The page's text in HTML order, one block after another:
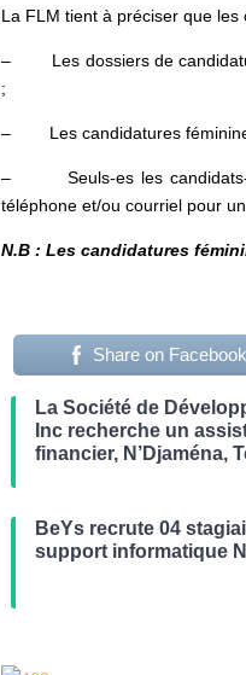
La FLM tient à préciser que les
– Les dossiers de
;
– Les candidatures féminines
– Seuls-es les candidats-
téléphone et/ou courriel pour
N.B : Les candidatures
Share on Facebook
La Société de
Inc recherche un
financier, N’Djaména,
BeYs recrute 04
support informatique